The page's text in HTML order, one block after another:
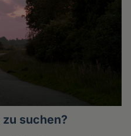
suchen?